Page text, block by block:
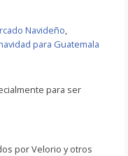
Navideño,
para Guatemala
para ser
por Velorio y otros